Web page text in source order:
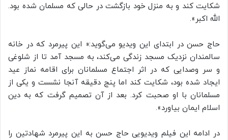
شکایت کند و به منزل خود بازگشت در حالی که مسلمان شده بود.
الله اکبر».
حاج حسن در ابتدای این ویدیو می‌گوید:« این پیرمرد که در خانه
سالمندان نزدیک مسجد زندگی می‌کند، به مسجد آمد تا از شلوغی
و سر وصدایی که در اثر اجتماع مسلمانان برای اقامه نماز عید
ایجاد شده بود، شکایت کند اما پنج دقیقه آنجا نشست و یکی از
مسلمانان با او صحبت کرد. بعد از آن تصمیم گرفت که به دین
اسلام ایمان بیاورد».
در ادامه این فیلم ویدیویی حاج حسن به این پیرمرد شهادتین را